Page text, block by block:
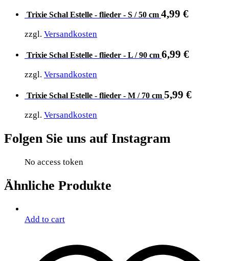
Trixie Schal Estelle - flieder - S / 50 cm 4,99 €
zzgl. Versandkosten
Trixie Schal Estelle - flieder - L / 90 cm 6,99 €
zzgl. Versandkosten
Trixie Schal Estelle - flieder - M / 70 cm 5,99 €
zzgl. Versandkosten
Folgen Sie uns auf Instagram
No access token
Ähnliche Produkte
Add to cart